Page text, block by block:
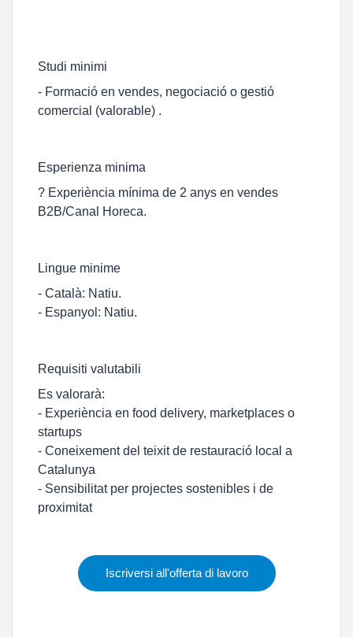
Studi minimi
- Formació en vendes, negociació o gestió
comercial (valorable) .
Esperienza minima
? Experiència mínima de 2 anys en vendes
B2B/Canal Horeca.
Lingue minime
- Català: Natiu.
- Espanyol: Natiu.
Requisiti valutabili
Es valorarà:
- Experiència en food delivery, marketplaces o
startups
- Coneixement del teixit de restauració local a
Catalunya
- Sensibilitat per projectes sostenibles i de
proximitat
Iscriversi all'offerta di lavoro